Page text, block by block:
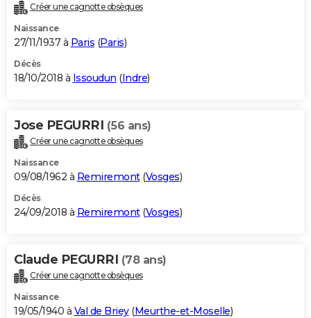
Créer une cagnotte obsèques
Naissance
27/11/1937 à Paris (Paris)
Décès
18/10/2018 à Issoudun (Indre)
Jose PEGURRI (56 ans)
Créer une cagnotte obsèques
Naissance
09/08/1962 à Remiremont(Vosges)
Décès
24/09/2018 à Remiremont(Vosges)
Claude PEGURRI (78 ans)
Créer une cagnotte obsèques
Naissance
19/05/1940 à Val de Briey(Meurthe-et-Moselle)